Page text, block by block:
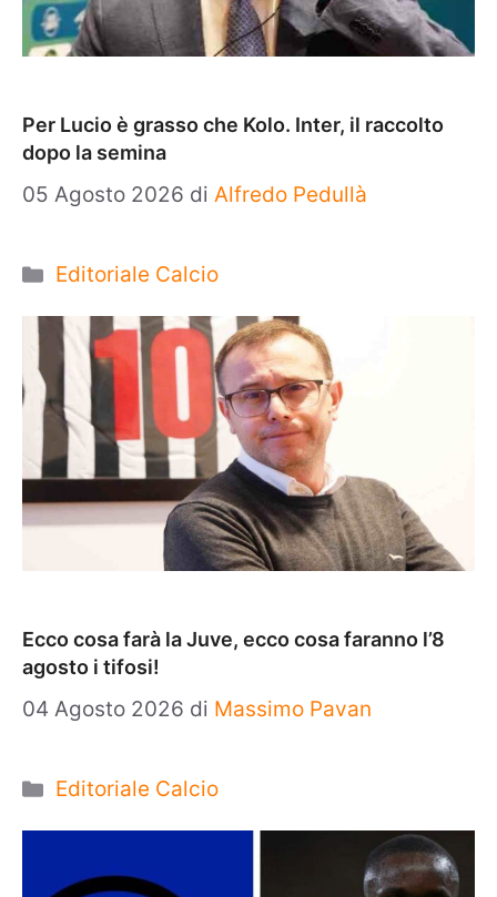
Per Lucio è grasso che Kolo. Inter, il raccolto
dopo la semina
05 Agosto 2026 di Alfredo Pedullà
Categorie
Editoriale Calcio
Ecco cosa farà la Juve, ecco cosa faranno l’8
agosto i tifosi!
04 Agosto 2026 di Massimo Pavan
Categorie
Editoriale Calcio